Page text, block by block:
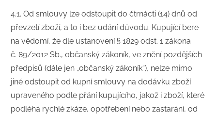
​4.1. Od smlouvy lze odstoupit do čtrnácti (14) dnů od
převzetí zboží, a to i bez udání důvodu. Kupující bere
na vědomí, že dle ustanovení § 1829 odst. 1 zákona
č. 89/2012 Sb., občanský zákoník, ve znění pozdějších
předpisů (dále jen „občanský zákoník“), nelze mimo
jiné odstoupit od kupní smlouvy na dodávku zboží
upraveného podle přání kupujícího, jakož i zboží, které
podléhá rychlé zkáze, opotřebení nebo zastarání, od